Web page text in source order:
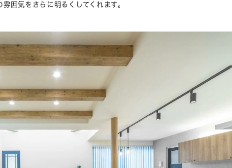
囲気をさらに明るくしてくれます。